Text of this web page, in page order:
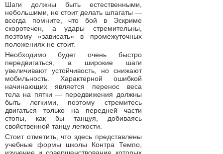
Шаги должны быть естественными,
небольшими, не стоит делать шпагаты —
всегда помните, что бой в Эскриме
скоротечен, а удары стремительны,
поэтому «зависать» в промежуточных
положениях не стоит.
Необходимо будет очень быстро
передвигаться, а широкие шаги
увеличивают устойчивость, но снижают
мобильность. Характерной ошибкой
начинающих является перенос веса
тела на пятки — передвижения должны
быть легкими, поэтому стремитесь
двигаться только на передней части
стопы, как бы танцуя, добиваясь
свойственной танцу легкости.
Стоит отметить, что здесь представлены
учебные формы школы Контра Темпо,